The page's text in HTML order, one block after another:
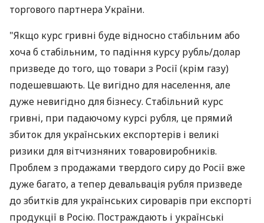
торгового партнера України.
"Якщо курс гривні буде відносно стабільним або
хоча б стабільним, то падіння курсу рубль/долар
призведе до того, що товари з Росії (крім газу)
подешевшають. Це вигідно для населення, але
дуже невигідно для бізнесу. Стабільний курс
гривні, при падаючому курсі рубля, це прямий
збиток для українських експортерів і великі
ризики для вітчизняних товаровиробників.
Проблем з продажами твердого сиру до Росії вже
дуже багато, а тепер девальвація рубля призведе
до збитків для українських сироварів при експорті
продукції в Росію. Постраждають і українські